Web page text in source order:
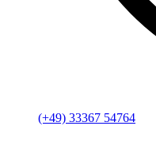
(+49) 33367 54764